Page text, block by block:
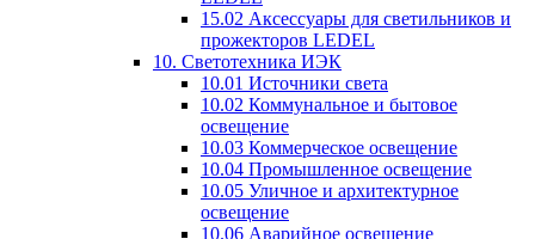
15.02 Аксессуары для светильников и
прожекторов LEDEL
10. Светотехника ИЭК
10.01 Источники света
10.02 Коммунальное и бытовое
освещение
10.03 Коммерческое освещение
10.04 Промышленное освещение
10.05 Уличное и архитектурное
освещение
10.06 Аварийное освещение